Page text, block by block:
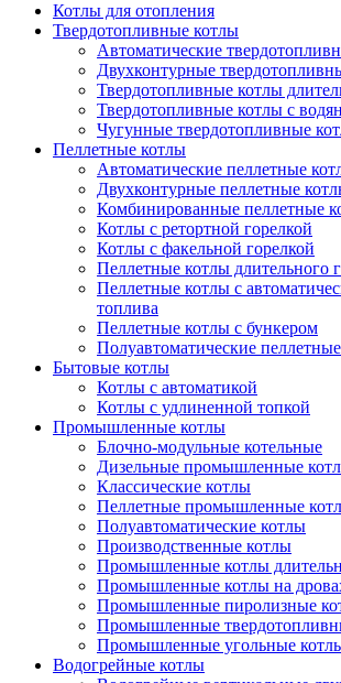
Котлы для отопления
Твердотопливные котлы
Автоматические
Двухконтурные
Твердотопливные котлы
Твердотопливные котлы с
Чугунные твердотопливные
Пеллетные котлы
Автоматические пеллетные
Двухконтурные пеллетные
Комбинированные пеллетные
Котлы с ретортной горелкой
Котлы с факельной горелкой
Пеллетные котлы длительного
Пеллетные котлы с
топлива
Пеллетные котлы с бункером
Полуавтоматические
Бытовые котлы
Котлы с автоматикой
Котлы с удлиненной топкой
Промышленные котлы
Блочно-модульные котельные
Дизельные промышленные
Классические котлы
Пеллетные промышленные
Полуавтоматические котлы
Производственные котлы
Промышленные котлы
Промышленные котлы на
Промышленные пиролизные
Промышленные
Промышленные угольные
Водогрейные котлы